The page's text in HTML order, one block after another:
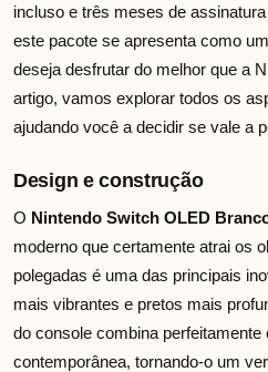
incluso e três meses de
este pacote se apresenta como
deseja desfrutar do melhor que a
artigo, vamos explorar todos os
ajudando você a decidir se vale a
Design e construção
O Nintendo Switch OLED
moderno que certamente atrai os
polegadas é uma das principais
mais vibrantes e pretos mais
do console combina perfeitamente
contemporânea, tornando-o um